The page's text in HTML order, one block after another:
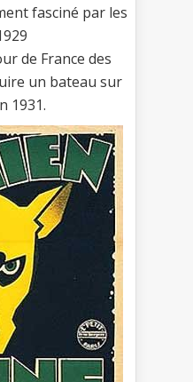
fasciné par les
de France des
un bateau sur
1931.